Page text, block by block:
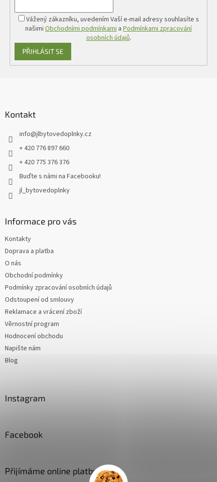
Vážený zákazníku, uvedením Vaší e-mail adresy souhlasíte s
našimi Obchodními podmínkami a Podmínkami zpracování
osobních údajů.
PŘIHLÁSIT SE
Kontakt
info@jlbytovedoplnky.cz
+ 420 776 897 660
+ 420 775 376 376
Buďte s námi na Facebooku!
jl_bytovedoplnky
Informace pro vás
Kontakty
Doprava a platba
O nás
Obchodní podmínky
Podmínky zpracování osobních údajů
Odstoupení od smlouvy
Reklamace a vrácení zboží
Věrnostní program
Hodnocení obchodu
Napište nám
Blog
Instagram
Facebook
Přijímáme online platby